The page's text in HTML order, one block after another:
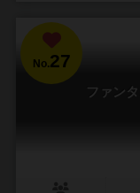
No.27
ファン